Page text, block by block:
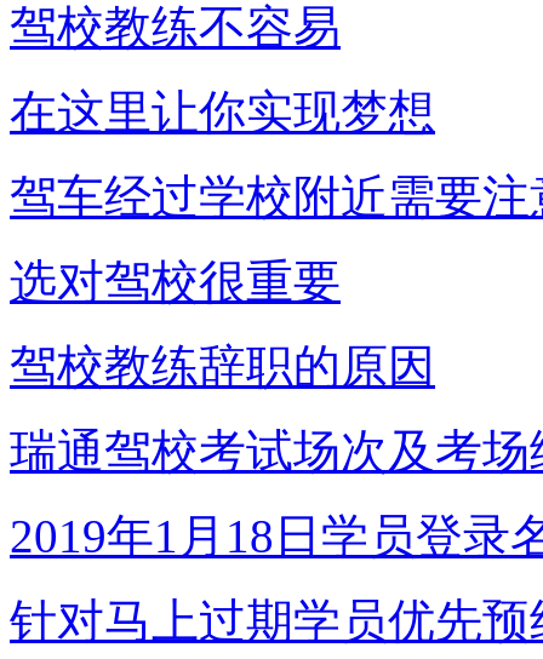
驾校教练不容易
在这里让你实现梦想
驾车经过学校附近需要注
选对驾校很重要
驾校教练辞职的原因
瑞通驾校考试场次及考
2019年1月18日学员登录
针对马上过期学员优先